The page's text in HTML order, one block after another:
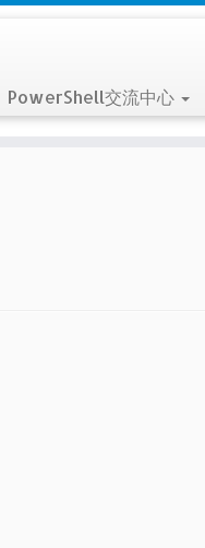
PowerShell交流中心